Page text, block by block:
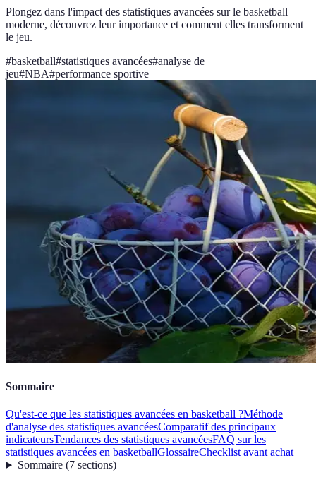
Plongez dans l'impact des statistiques avancées sur le basketball
moderne, découvrez leur importance et comment elles transforment
le jeu.
#basketball#statistiques avancées#analyse de
jeu#NBA#performance sportive
Sommaire
Qu'est-ce que les statistiques avancées en basketball ?Méthode
d'analyse des statistiques avancéesComparatif des principaux
indicateursTendances des statistiques avancéesFAQ sur les
statistiques avancées en basketballGlossaireChecklist avant achat
Sommaire(7 sections)